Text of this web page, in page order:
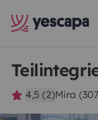
4,5 (2)Mira